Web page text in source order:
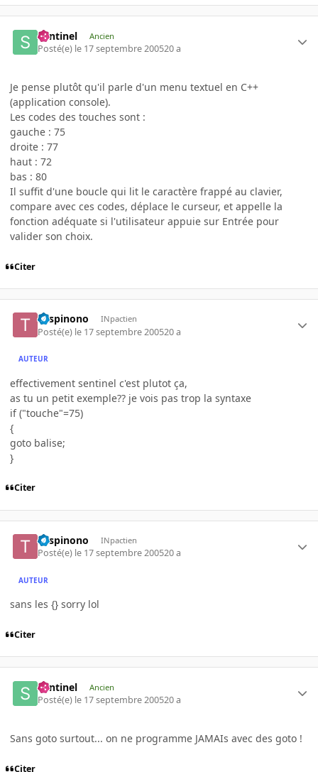
Sentinel Ancien
Posté(e) le 17 septembre 200520 a
Je pense plutôt qu'il parle d'un menu textuel en C++
(application console).
Les codes des touches sont :
gauche : 75
droite : 77
haut : 72
bas : 80
Il suffit d'une boucle qui lit le caractère frappé au clavier,
compare avec ces codes, déplace le curseur, et appelle la
fonction adéquate si l'utilisateur appuie sur Entrée pour
valider son choix.
Citer
Tospinono INpactien
Posté(e) le 17 septembre 200520 a
AUTEUR
effectivement sentinel c'est plutot ça,
as tu un petit exemple?? je vois pas trop la syntaxe
if ("touche"=75)
{
goto balise;
}
Citer
Tospinono INpactien
Posté(e) le 17 septembre 200520 a
AUTEUR
sans les {} sorry lol
Citer
Sentinel Ancien
Posté(e) le 17 septembre 200520 a
Sans goto surtout... on ne programme JAMAIs avec des goto !
Citer